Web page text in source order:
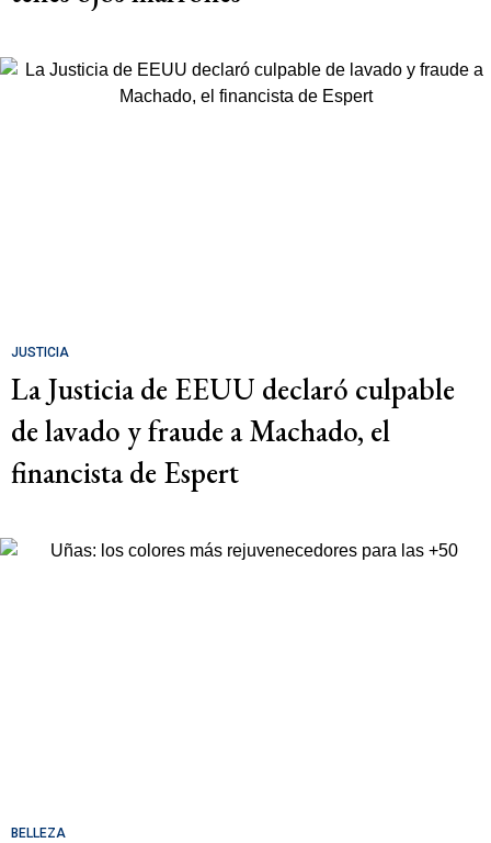
JUSTICIA
La Justicia de EEUU declaró culpable
de lavado y fraude a Machado, el
financista de Espert
BELLEZA